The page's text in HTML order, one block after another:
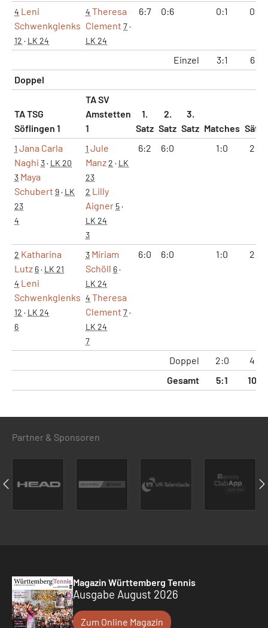
4 Leni
Schwenkglenks
12 · LK 24
4 Theresa
Clement 7·
LK 24
6:7 0:6 0:1 0:2
Einzel 3:1
6:2
Doppel
TA TSG
Söflingen 1
TA SV
Amstetten
1
1.
Satz
2.
Satz
3.
Satz Matches Sätze
1 Jana Carla
Naghi 3· LK 20
3 Maya
Schubert 9· LK
23
4
1 Jule
Manz2 · LK
23
2 Lilly
Aigner 5·
LK 24
3
6:2 6:0 1:0 2:0
2 Katharina
Lutz 6· LK 21
4 Leni
Schwenkglenks
12 · LK 24
6
3 Miriam
Schöll 6·
LK 24
4 Theresa
Clement 7·
LK 24
7
6:0 6:0 1:0 2:0
Doppel 2:0
4:0
Gesamt
5:1 10:2
Partner & Sponsoren
Magazin Württemberg Tennis
Ausgabe August 2026
Zum Online Magazin